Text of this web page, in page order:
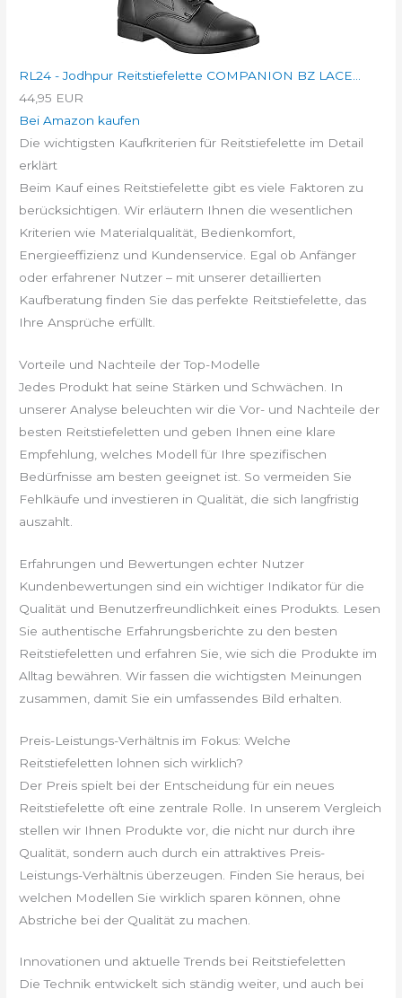
RL24 - Jodhpur Reitstiefelette COMPANION BZ LACE...
44,95 EUR
Bei Amazon kaufen
Die wichtigsten Kaufkriterien für Reitstiefelette im Detail
erklärt
Beim Kauf eines Reitstiefelette gibt es viele Faktoren zu
berücksichtigen. Wir erläutern Ihnen die wesentlichen
Kriterien wie Materialqualität, Bedienkomfort,
Energieeffizienz und Kundenservice. Egal ob Anfänger
oder erfahrener Nutzer – mit unserer detaillierten
Kaufberatung finden Sie das perfekte Reitstiefelette, das
Ihre Ansprüche erfüllt.
Vorteile und Nachteile der Top-Modelle
Jedes Produkt hat seine Stärken und Schwächen. In
unserer Analyse beleuchten wir die Vor- und Nachteile der
besten Reitstiefeletten und geben Ihnen eine klare
Empfehlung, welches Modell für Ihre spezifischen
Bedürfnisse am besten geeignet ist. So vermeiden Sie
Fehlkäufe und investieren in Qualität, die sich langfristig
auszahlt.
Erfahrungen und Bewertungen echter Nutzer
Kundenbewertungen sind ein wichtiger Indikator für die
Qualität und Benutzerfreundlichkeit eines Produkts. Lesen
Sie authentische Erfahrungsberichte zu den besten
Reitstiefeletten und erfahren Sie, wie sich die Produkte im
Alltag bewähren. Wir fassen die wichtigsten Meinungen
zusammen, damit Sie ein umfassendes Bild erhalten.
Preis-Leistungs-Verhältnis im Fokus: Welche
Reitstiefeletten lohnen sich wirklich?
Der Preis spielt bei der Entscheidung für ein neues
Reitstiefelette oft eine zentrale Rolle. In unserem Vergleich
stellen wir Ihnen Produkte vor, die nicht nur durch ihre
Qualität, sondern auch durch ein attraktives Preis-
Leistungs-Verhältnis überzeugen. Finden Sie heraus, bei
welchen Modellen Sie wirklich sparen können, ohne
Abstriche bei der Qualität zu machen.
Innovationen und aktuelle Trends bei Reitstiefeletten
Die Technik entwickelt sich ständig weiter, und auch bei